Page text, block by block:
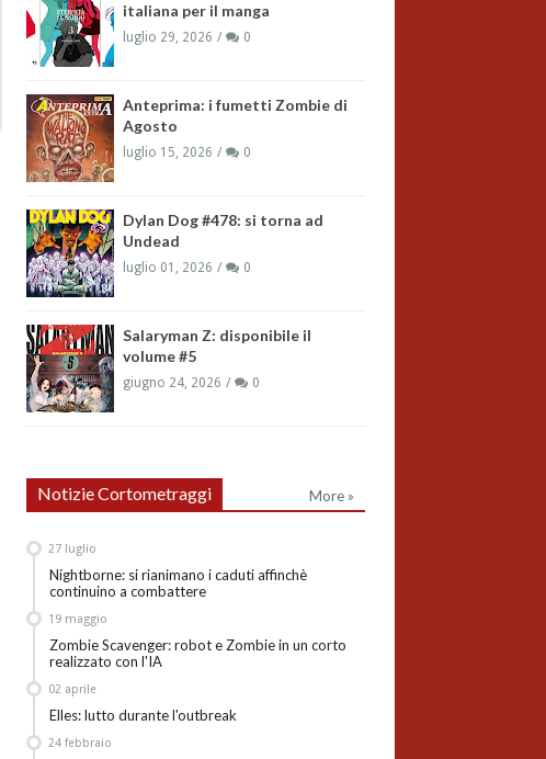
italiana per il manga
luglio 29, 2026 0
Anteprima: i fumetti Zombie di
Agosto
luglio 15, 2026 0
Dylan Dog #478: si torna ad
Undead
luglio 01, 2026 0
Salaryman Z: disponibile il
volume #5
giugno 24, 2026 0
Notizie Cortometraggi More »
Nightborne: si rianimano i caduti affinchè
continuino a combattere
27 luglio
Zombie Scavenger: robot e Zombie in un corto
realizzato con l'IA
19 maggio
Elles: lutto durante l'outbreak
02 aprile
24 febbraio